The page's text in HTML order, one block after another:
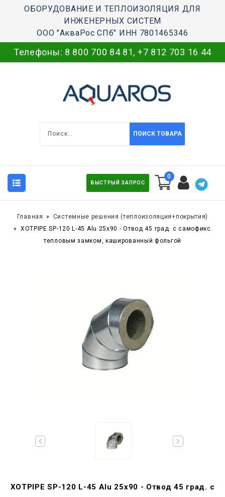
ОБОРУДОВАНИЕ И ТЕПЛОИЗОЛЯЦИЯ ДЛЯ
ИНЖЕНЕРНЫХ СИСТЕМ
ООО "АкваРос СПб" ИНН 7801465346
Телефоны: 8 800 700 84 81, +7 812 703 16 44
ПОИСК ТОВАРА
БЫСТРЫЙ ЗАПРОС
0
Главная
Системные решения (теплоизоляция+покрытия)
XOTPIPE SP-120 L-45 Alu 25x90 - Отвод 45 град. c самофикс.
тепловым замком, кашированный фольгой
XOTPIPE SP-120 L-45 Alu 25x90 - Отвод 45 град. c